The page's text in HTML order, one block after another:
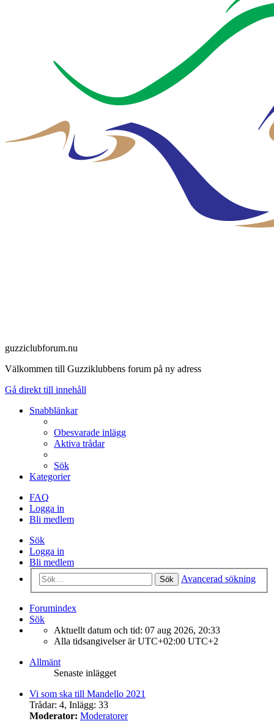
guzziclubforum.nu
Välkommen till Guzziklubbens forum på ny adress
Gå direkt till innehåll
Snabblänkar
Obesvarade inlägg
Aktiva trådar
Sök
Kategorier
FAQ
Logga in
Bli medlem
Sök
Logga in
Bli medlem
Sök Avancerad sökning
Forumindex
Sök
Aktuellt datum och tid: 07 aug 2026, 20:33
Alla tidsangivelser är UTC+02:00 UTC+2
Allmänt
Senaste inlägget
Vi som ska till Mandello 2021
Trådar: 4, Inlägg: 33
Moderator: Moderatorer